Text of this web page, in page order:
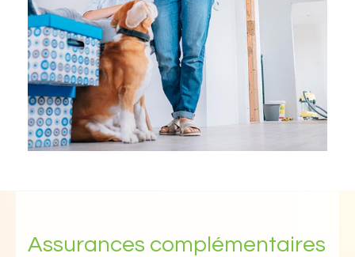
Assurances complémentaires